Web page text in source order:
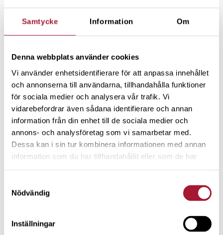
Samtycke Information Om
Denna webbplats använder cookies
Vi använder enhetsidentifierare för att anpassa innehållet
och annonserna till användarna, tillhandahålla funktioner
för sociala medier och analysera vår trafik. Vi
vidarebefordrar även sådana identifierare och annan
information från din enhet till de sociala medier och
annons- och analysföretag som vi samarbetar med.
Dessa kan i sin tur kombinera informationen med annan
information som du har tillhandahållit eller som de har
Nödvändig
Inställningar
vanligt problem att man säljer sina aktier eller
fonder för att konsumera eller köpa något man
000 kr. Det innebär att man sedan får starta om
igen från noll. Då är det bättre att ha tålamod och
bygga upp en pengamaskin som löpande ger
värdestegring och utdelning på kanske 10 % varje
år. Avkastningen och utdelningen kan man sedan
konsumera. Om man kommer upp till en miljon i
en aktieportfölj innebär det att man kanske har
100 000 kr att spendera varje år. Om man i dag har
egna portföljen som sedan löpande kan ge